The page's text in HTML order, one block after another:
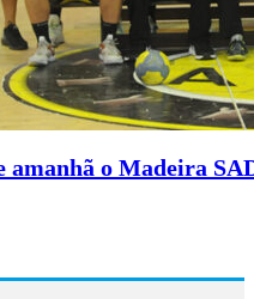
amanhã o Madeira